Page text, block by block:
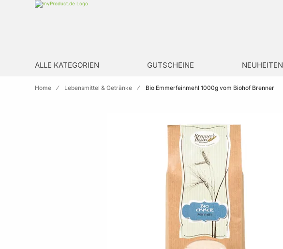
Zur Homepage
ALLE KATEGORIEN GUTSCHEINE NEUHEITEN
Home Lebensmittel & Getränke Bio Emmerfeinmehl 1000g vom Biohof Brenner